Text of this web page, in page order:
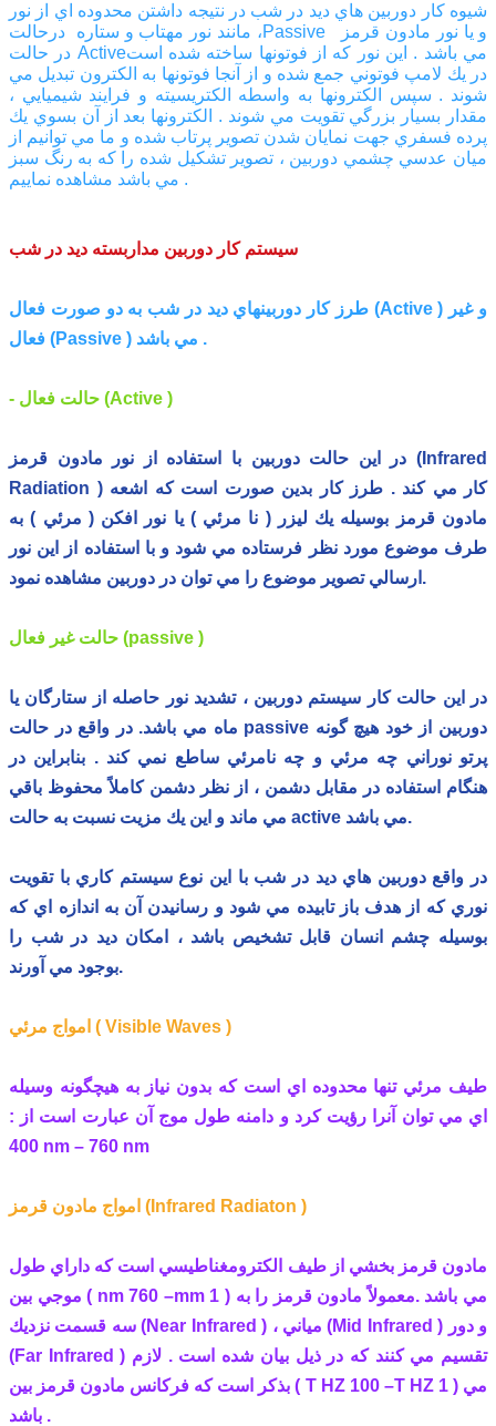
شيوه كار دوربين هاي ديد در شب در نتيجه داشتن محدوده اي از نور
، مانند نور مهتاب و ستاره درحالتPassive و يا نور مادون قرمز
در حالت Activeمي باشد . اين نور كه از فوتونها ساخته شده است
در يك لامپ فوتوني جمع شده و از آنجا فوتونها به الكترون تبديل مي
شوند . سپس الكترونها به واسطه الكتريسيته و فرايند شيميايي ،
مقدار بسيار بزرگي تقويت مي شوند . الكترونها بعد از آن بسوي يك
پرده فسفري جهت نمايان شدن تصوير پرتاب شده و ما مي توانيم از
ميان عدسي چشمي دوربين ، تصوير تشكيل شده را كه به رنگ سبز
مي باشد مشاهده نماييم .
سيستم كار دوربين مداربسته ديد در شب
طرز كار دوربينهاي ديد در شب به دو صورت فعال (Active ) و غير
فعال (Passive ) مي باشد .
- حالت فعال (Active )
در اين حالت دوربين با استفاده از نور مادون قرمز (Infrared
Radiation ) كار مي كند . طرز كار بدين صورت است كه اشعه
مادون قرمز بوسيله يك ليزر ( نا مرئي ) يا نور افكن ( مرئي ) به
طرف موضوع مورد نظر فرستاده مي شود و با استفاده از اين نور
ارسالي تصوير موضوع را مي توان در دوربين مشاهده نمود.
حالت غير فعال (passive )
در اين حالت كار سيستم دوربين ، تشديد نور حاصله از ستارگان يا
ماه مي باشد. در واقع در حالت passive دوربين از خود هيچ گونه
پرتو نوراني چه مرئي و چه نامرئي ساطع نمي كند . بنابراين در
هنگام استفاده در مقابل دشمن ، از نظر دشمن كاملاً محفوظ باقي
مي ماند و اين يك مزيت نسبت به حالت active مي باشد.
در واقع دوربين هاي ديد در شب با اين نوع سيستم كاري با تقويت
نوري كه از هدف باز تابيده مي شود و رسانيدن آن به اندازه اي كه
بوسيله چشم انسان قابل تشخيص باشد ، امكان ديد در شب را
بوجود مي آورند.
امواج مرئي ( Visible Waves )
طيف مرئي تنها محدوده اي است كه بدون نياز به هيچگونه وسيله
اي مي توان آنرا رؤيت كرد و دامنه طول موج آن عبارت است از :
400 nm – 760 nm
امواج مادون قرمز (Infrared Radiaton )
مادون قرمز بخشي از طيف الكترومغناطيسي است كه داراي طول
موجي بين ( nm 760 –mm 1 ) مي باشد .معمولاً مادون قرمز را به
سه قسمت نزديك (Near Infrared ) ، مياني (Mid Infrared ) و دور
(Far Infrared ) تقسيم مي كنند كه در ذيل بيان شده است . لازم
بذكر است كه فركانس مادون قرمز بين ( T HZ 100 –T HZ 1 ) مي
باشد .